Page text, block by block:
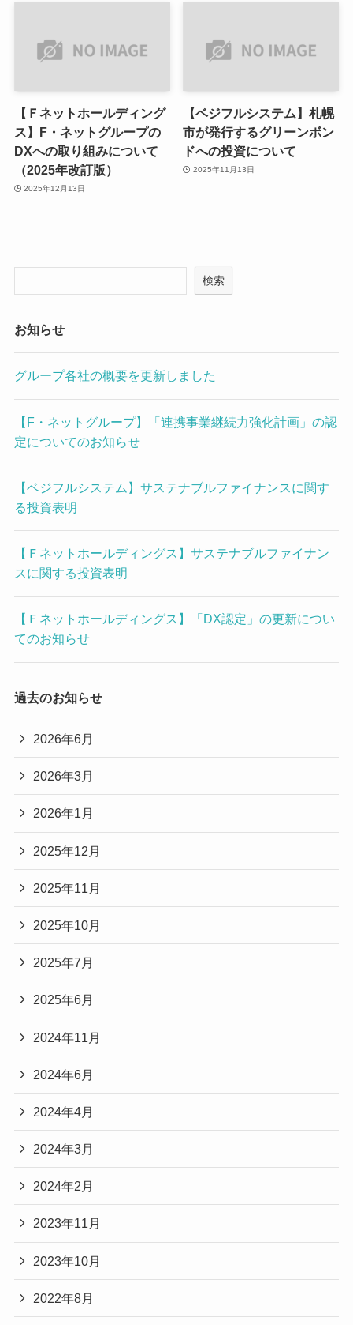
【Ｆネットホールディング
ス】F・ネットグループの
DXへの取り組みについて
（2025年改訂版）
2025年12月13日
【ベジフルシステム】札幌
市が発行するグリーンボン
ドへの投資について
2025年11月13日
検索
お知らせ
グループ各社の概要を更新しました
【F・ネットグループ】「連携事業継続力強化計画」の認
定についてのお知らせ
【ベジフルシステム】サステナブルファイナンスに関す
る投資表明
【Ｆネットホールディングス】サステナブルファイナン
スに関する投資表明
【Ｆネットホールディングス】「DX認定」の更新につい
てのお知らせ
過去のお知らせ
2026年6月
2026年3月
2026年1月
2025年12月
2025年11月
2025年10月
2025年7月
2025年6月
2024年11月
2024年6月
2024年4月
2024年3月
2024年2月
2023年11月
2023年10月
2022年8月